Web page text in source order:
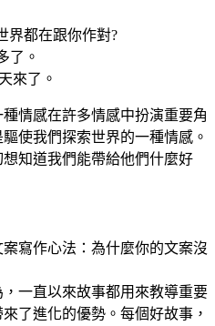
界都在跟你作對?
了。
來了。
情感在許多情感中扮演重要角
驅使我們探索世界的一種情感。
知道我們能帶給他們什麼好
一直以來故事都用來教導重要
了進化的優勢。每個好故事，